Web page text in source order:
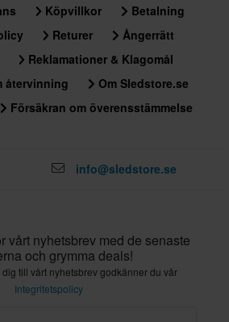
Köpvillkor
Betalning
Returer
Ångerrätt
Reklamationer & Klagomål
återvinning
Om Sledstore.se
Försäkran om överensstämmelse
info@sledstore.se
vårt nyhetsbrev med de senaste
och grymma deals!
till vårt nyhetsbrev godkänner du vår
Integritetspolicy